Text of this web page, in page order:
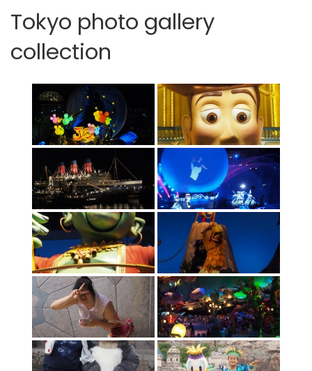
Tokyo photo gallery
collection